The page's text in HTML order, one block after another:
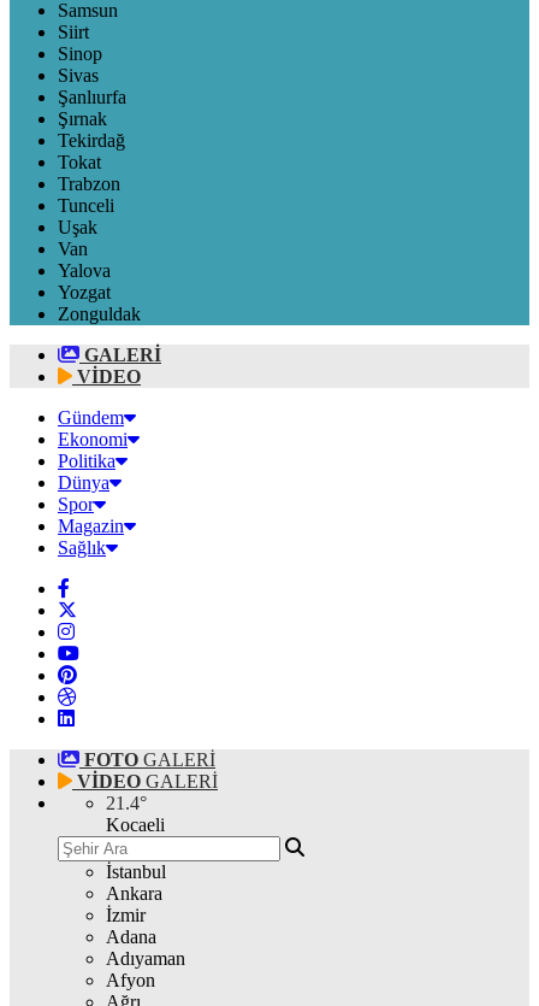
Samsun
Siirt
Sinop
Sivas
Şanlıurfa
Şırnak
Tekirdağ
Tokat
Trabzon
Tunceli
Uşak
Van
Yalova
Yozgat
Zonguldak
GALERİ
VİDEO
Gündem
Ekonomi
Politika
Dünya
Spor
Magazin
Sağlık
FOTO GALERİ
VİDEO GALERİ
21.4°
Kocaeli
İstanbul
Ankara
İzmir
Adana
Adıyaman
Afyon
Ağrı